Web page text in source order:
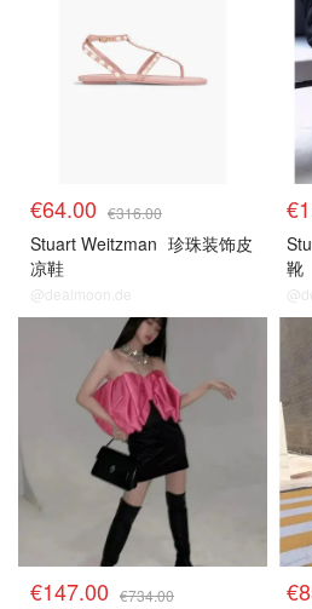
€64.00 €316.00
Stuart Weitzman 珍珠装饰皮
凉鞋
@dealmoon.de
靴
€147.00 €734.00